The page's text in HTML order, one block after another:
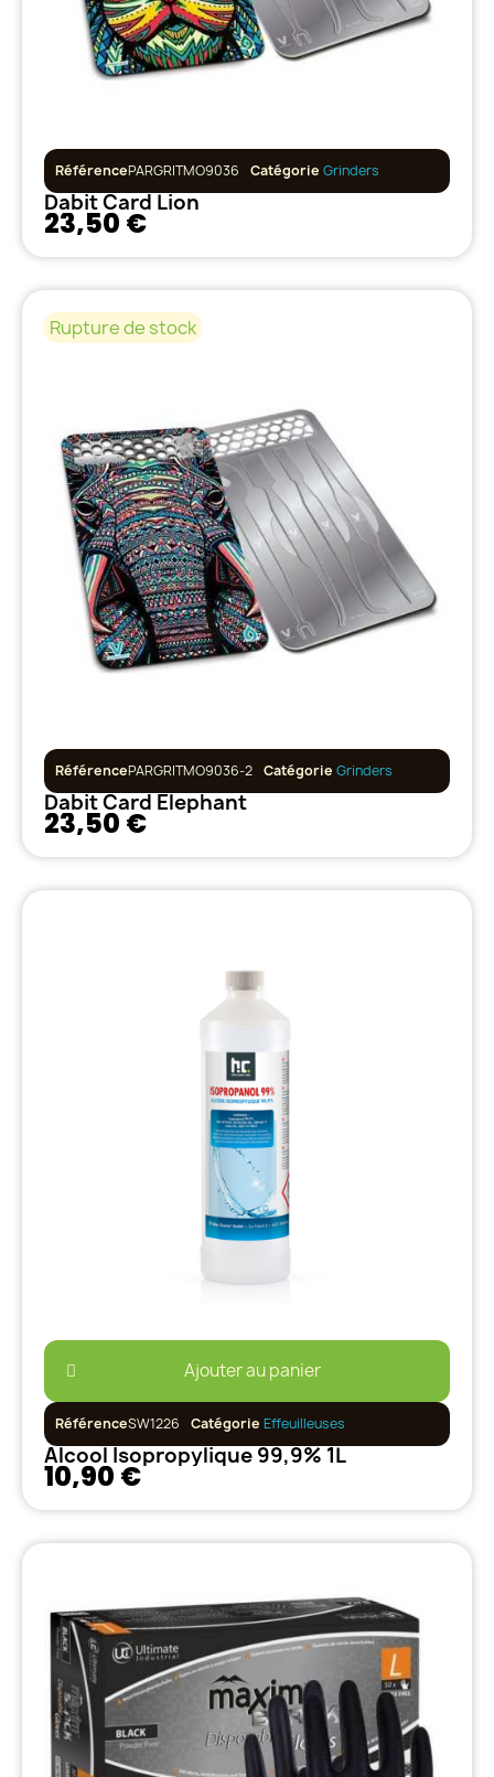
RéférencePARGRITMO9036 Catégorie Grinders
Dabit Card Lion
23,50 €
Rupture de stock
RéférencePARGRITMO9036-2 Catégorie Grinders
Dabit Card Elephant
23,50 €
Ajouter au panier
RéférenceSW1226 Catégorie Effeuilleuses
Alcool Isopropylique 99,9% 1L
10,90 €